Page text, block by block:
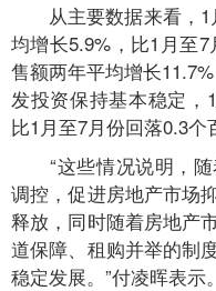
从主要数据来看，1
均增长5.9%，比1月至
售额两年平均增长
发投资保持基本稳定，
比1月至7月份回落0.3个
“这些情况说明，随
调控，促进房地产市场
释放，同时随着房地产
道保障、租购并举的制
稳定发展。”付凌晖表示